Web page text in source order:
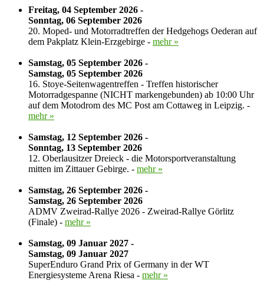
Freitag, 04 September 2026 -
Sonntag, 06 September 2026
20. Moped- und Motorradtreffen der Hedgehogs Oederan auf
dem Pakplatz Klein-Erzgebirge - mehr »
Samstag, 05 September 2026 -
Samstag, 05 September 2026
16. Stoye-Seitenwagentreffen - Treffen historischer
Motorradgespanne (NICHT markengebunden) ab 10:00 Uhr
auf dem Motodrom des MC Post am Cottaweg in Leipzig. -
mehr »
Samstag, 12 September 2026 -
Sonntag, 13 September 2026
12. Oberlausitzer Dreieck - die Motorsportveranstaltung
mitten im Zittauer Gebirge. - mehr »
Samstag, 26 September 2026 -
Samstag, 26 September 2026
ADMV Zweirad-Rallye 2026 - Zweirad-Rallye Görlitz
(Finale) - mehr »
Samstag, 09 Januar 2027 -
Samstag, 09 Januar 2027
SuperEnduro Grand Prix of Germany in der WT
Energiesysteme Arena Riesa - mehr »